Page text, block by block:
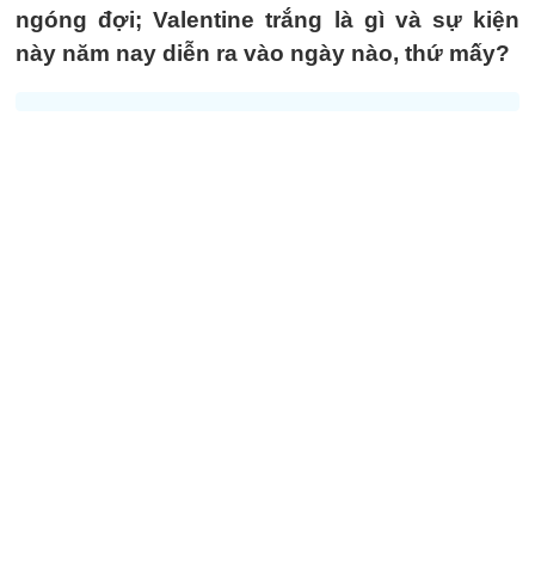
ngóng đợi; Valentine trắng là gì và sự kiện
này năm nay diễn ra vào ngày nào, thứ mấy?